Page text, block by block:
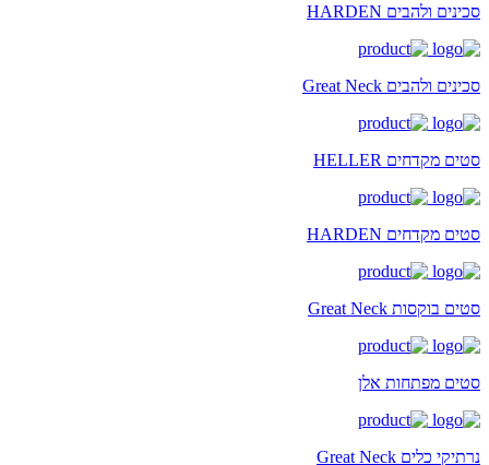
סכינים ולהבים HARDEN
סכינים ולהבים Great Neck
סטים מקדחים HELLER
סטים מקדחים HARDEN
סטים בוקסות Great Neck
סטים מפתחות אלן
נרתיקי כלים Great Neck